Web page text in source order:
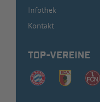
Infothek
Kontakt
TOP-VEREINE